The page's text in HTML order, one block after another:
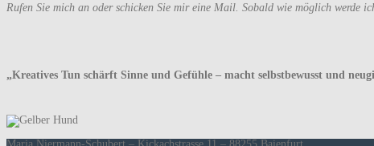
Rufen Sie mich an oder schicken Sie mir eine Mail. Sobald wie möglich werde
„Kreatives Tun schärft Sinne und Gefühle – macht selbstbewusst und